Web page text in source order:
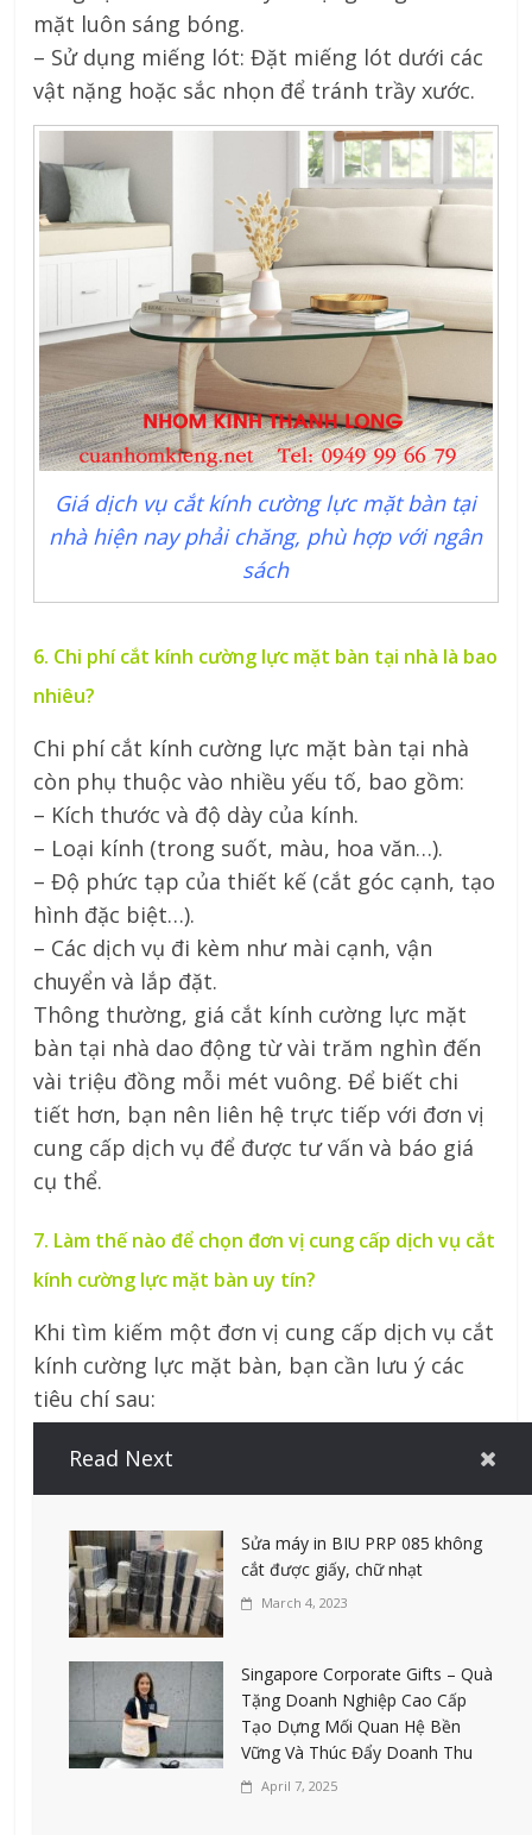
mặt luôn sáng bóng.
– Sử dụng miếng lót: Đặt miếng lót dưới các
vật nặng hoặc sắc nhọn để tránh trầy xước.
Giá dịch vụ cắt kính cường lực mặt bàn tại
nhà hiện nay phải chăng, phù hợp với ngân
sách
6. Chi phí cắt kính cường lực mặt bàn tại nhà là bao
nhiêu?
Chi phí cắt kính cường lực mặt bàn tại nhà
còn phụ thuộc vào nhiều yếu tố, bao gồm:
– Kích thước và độ dày của kính.
– Loại kính (trong suốt, màu, hoa văn…).
– Độ phức tạp của thiết kế (cắt góc cạnh, tạo
hình đặc biệt…).
– Các dịch vụ đi kèm như mài cạnh, vận
chuyển và lắp đặt.
Thông thường, giá cắt kính cường lực mặt
bàn tại nhà dao động từ vài trăm nghìn đến
vài triệu đồng mỗi mét vuông. Để biết chi
tiết hơn, bạn nên liên hệ trực tiếp với đơn vị
cung cấp dịch vụ để được tư vấn và báo giá
cụ thể.
7. Làm thế nào để chọn đơn vị cung cấp dịch vụ cắt
kính cường lực mặt bàn uy tín?
Khi tìm kiếm một đơn vị cung cấp dịch vụ cắt
kính cường lực mặt bàn, bạn cần lưu ý các
tiêu chí sau:
– Kinh nghiệm: Lựa chọn những đơn vị có
nhiều năm hoạt động trong lĩnh vực này để
đảm bảo chất lượng sản phẩm.
– Máy móc hiện đại: Một đơn vị cắt kính
cường lực mặt bàn tại nhà uy tín sẽ sở hữu
trang thiết bị tiên tiến để đảm bảo độ chính
xác và thẩm mỹ.
– Dịch vụ hậu mãi: Kiểm tra xem đơn vị có
cung cấp dịch vụ bảo hành hoặc hỗ trợ sau
bán hàng hay không.
– Đánh giá từ khách hàng: Tham khảo ý kiến
từ những người đã sử dụng dịch vụ để có cái
Read Next
Sửa máy in BIU PRP 085 không
cắt được giấy, chữ nhạt
March 4, 2023
Singapore Corporate Gifts – Quà
Tặng Doanh Nghiệp Cao Cấp
Tạo Dựng Mối Quan Hệ Bền
Vững Và Thúc Đẩy Doanh Thu
April 7, 2025